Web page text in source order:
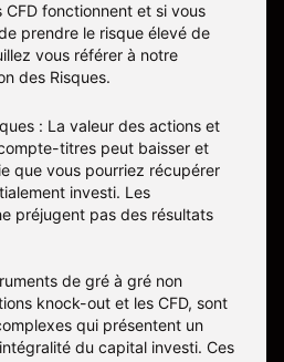
fonctionnent et si vous
prendre le risque élevé de
vous référer à notre
des Risques.
: La valeur des actions et
titres peut baisser et
que vous pourriez récupérer
investi. Les
préjugent pas des résultats
de gré à gré non
knock-out et les CFD, sont
qui présentent un
du capital investi. Ces